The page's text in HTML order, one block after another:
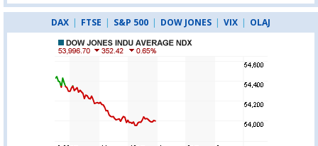
DAX | FTSE | S&P 500 | DOW JONES | VIX | OLAJ